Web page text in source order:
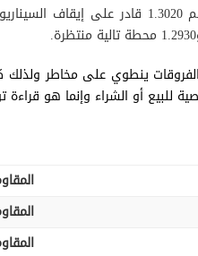
التسلل دون 1.3040 والأهم 1.3020
ينطوي على مخاطر
للبيع أو الشراء وإنما هو